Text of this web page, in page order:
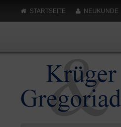
STARTSEITE NEUKUNDE